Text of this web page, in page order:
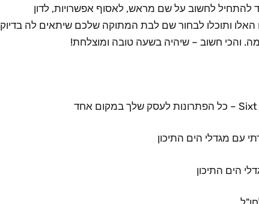
להתחיל לחשוב על שם מראש, לאסוף אפשרויות, לדון
ותוכלו לבחור שם לבת המתוקה שלכם שיתאים לה בדיוק
והכי חשוב – שיהיה בשעה טובה ומוצלחת!
עם מגדלי הים התיכון
הים התיכון